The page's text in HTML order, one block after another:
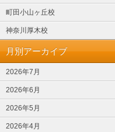
町田小山ヶ丘校
神奈川厚木校
月別アーカイブ
2026年7月
2026年6月
2026年5月
2026年4月